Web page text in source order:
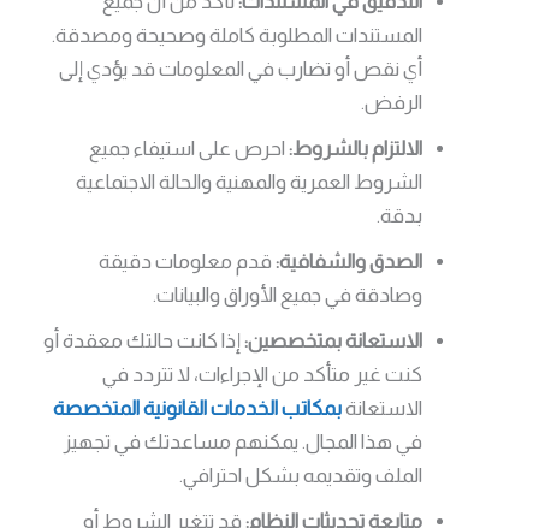
المستندات المطلوبة كاملة وصحيحة ومصدقة.
أي نقص أو تضارب في المعلومات قد يؤدي إلى
الرفض.
الالتزام بالشروط: احرص على استيفاء جميع
الشروط العمرية والمهنية والحالة الاجتماعية
بدقة.
الصدق والشفافية: قدم معلومات دقيقة
وصادقة في جميع الأوراق والبيانات.
الاستعانة بمتخصصين: إذا كانت حالتك معقدة أو
كنت غير متأكد من الإجراءات، لا تتردد في
الاستعانةبمكاتب الخدمات القانونية المتخصصة
في هذا المجال. يمكنهم مساعدتك في تجهيز
الملف وتقديمه بشكل احترافي.
متابعة تحديثات النظام: قد تتغير الشروط أو